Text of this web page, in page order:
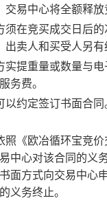
易中心将全额释放
须在竞买成交日后
卖人和买受人另有
实提重量或数量与
务费。
以约定签订书面合
照《欧冶循环宝竞
中心对该合同的义
面方式向交易中心
义务终止。